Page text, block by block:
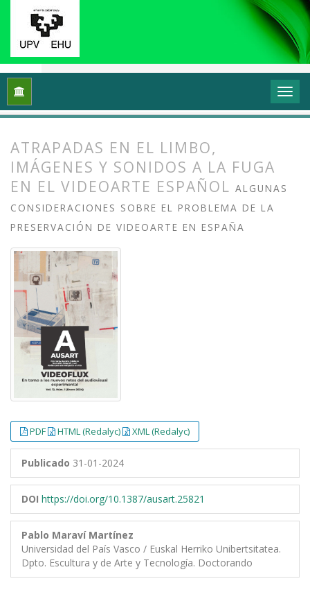
Inicio Vol. 12 Núm. 1 (2024): Videoflux: En torno
ATRAPADAS EN EL LIMBO,
IMÁGENES Y SONIDOS A LA FUGA
EN EL VIDEOARTE ESPAÑOL ALGUNAS
CONSIDERACIONES SOBRE EL PROBLEMA DE LA
PRESERVACIÓN DE VIDEOARTE EN ESPAÑA
PDF HTML (Redalyc) XML (Redalyc)
Publicado 31-01-2024
DOI https://doi.org/10.1387/ausart.25821
Pablo Maraví Martínez
Universidad del País Vasco / Euskal Herriko Unibertsitatea.
Dpto. Escultura y de Arte y Tecnología. Doctorando